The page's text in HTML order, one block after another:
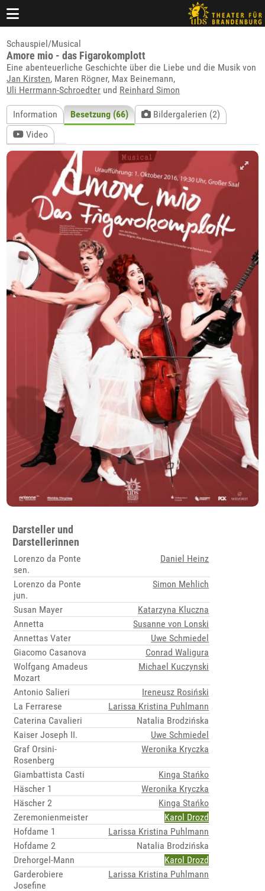
Schauspiel/Musical
Amore mio - das Figarokomplott
Eine abenteuerliche Geschichte über die Liebe und die Musik von
Jan Kirsten, Maren Rögner, Max Beinemann,
Uli Herrmann-Schroedter und Reinhard Simon
Information Besetzung (66)
Bildergalerien (2)
Video
Darsteller und
Darstellerinnen
Lorenzo da Ponte
sen.
Daniel Heinz
Lorenzo da Ponte
jun.
Simon Mehlich
Susan Mayer
Katarzyna Kluczna
Annetta
Susanne von Lonski
Annettas Vater
Uwe Schmiedel
Giacomo Casanova
Conrad Waligura
Wolfgang Amadeus
Mozart
Michael Kuczynski
Antonio Salieri
Ireneusz Rosiński
La Ferrarese
Larissa Kristina Puhlmann
Caterina Cavalieri
Natalia Brodzińska
Kaiser Joseph II.
Uwe Schmiedel
Graf Orsini-
Rosenberg
Weronika Kryczka
Giambattista Casti
Kinga Stańko
Häscher 1
Weronika Kryczka
Häscher 2
Kinga Stańko
Zeremonienmeister
Karol Drozd
Hofdame 1
Larissa Kristina Puhlmann
Hofdame 2
Natalia Brodzińska
Drehorgel-Mann
Karol Drozd
Garderobiere
Josefine
Larissa Kristina Puhlmann